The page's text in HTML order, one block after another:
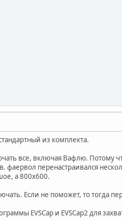
из комплекта.
все, включая Вафлю. Потому
фаервол перенастраивался
а 800х600.
Если не поможет, то тогда
EVSCap и EVSCap2 для